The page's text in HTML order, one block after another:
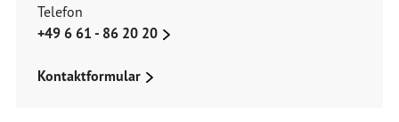
Telefon
+49 6 61 - 86 20 20
Kontaktformular